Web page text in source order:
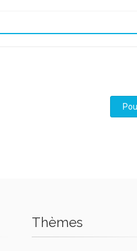
Thèmes